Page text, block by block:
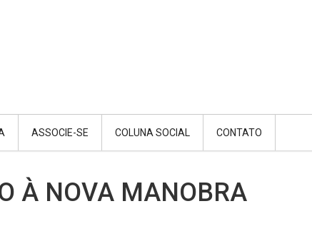
ASSOCIE-SE COLUNA SOCIAL CONTATO
À NOVA MANOBRA